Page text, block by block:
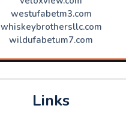
westufabetm3.com
whiskeybrothersllc.com
wildufabetum7.com
Links